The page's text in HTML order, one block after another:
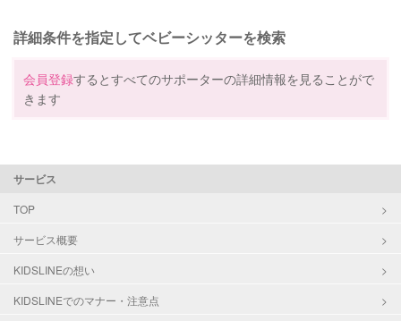
詳細条件を指定してベビーシッターを検索
会員登録するとすべてのサポーターの詳細情報を見ることがで
きます
サービス
TOP
サービス概要
KIDSLINEの想い
KIDSLINEでのマナー・注意点